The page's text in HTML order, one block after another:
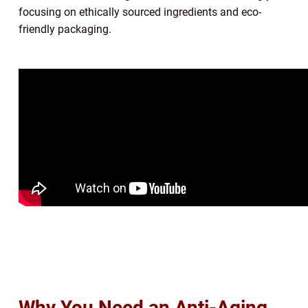
focusing on ethically sourced ingredients and eco-
friendly packaging.